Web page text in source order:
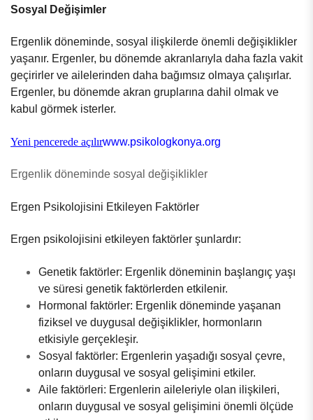
Sosyal Değişimler
Ergenlik döneminde, sosyal ilişkilerde önemli değişiklikler
yaşanır. Ergenler, bu dönemde akranlarıyla daha fazla vakit
geçirirler ve ailelerinden daha bağımsız olmaya çalışırlar.
Ergenler, bu dönemde akran gruplarına dahil olmak ve
kabul görmek isterler.
Yeni pencerede açılırwww.psikologkonya.org
Ergenlik döneminde sosyal değişiklikler
Ergen Psikolojisini Etkileyen Faktörler
Ergen psikolojisini etkileyen faktörler şunlardır:
Genetik faktörler: Ergenlik döneminin başlangıç yaşı
ve süresi genetik faktörlerden etkilenir.
Hormonal faktörler: Ergenlik döneminde yaşanan
fiziksel ve duygusal değişiklikler, hormonların
etkisiyle gerçekleşir.
Sosyal faktörler: Ergenlerin yaşadığı sosyal çevre,
onların duygusal ve sosyal gelişimini etkiler.
Aile faktörleri: Ergenlerin aileleriyle olan ilişkileri,
onların duygusal ve sosyal gelişimini önemli ölçüde